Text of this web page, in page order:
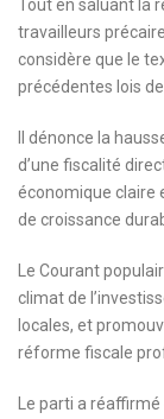
Tout en saluant la
travailleurs
considère que le
précédentes lois
Il dénonce la
d’une fiscalité
économique claire
de croissance
Le Courant
climat de
locales, et
réforme fiscale
Le parti a